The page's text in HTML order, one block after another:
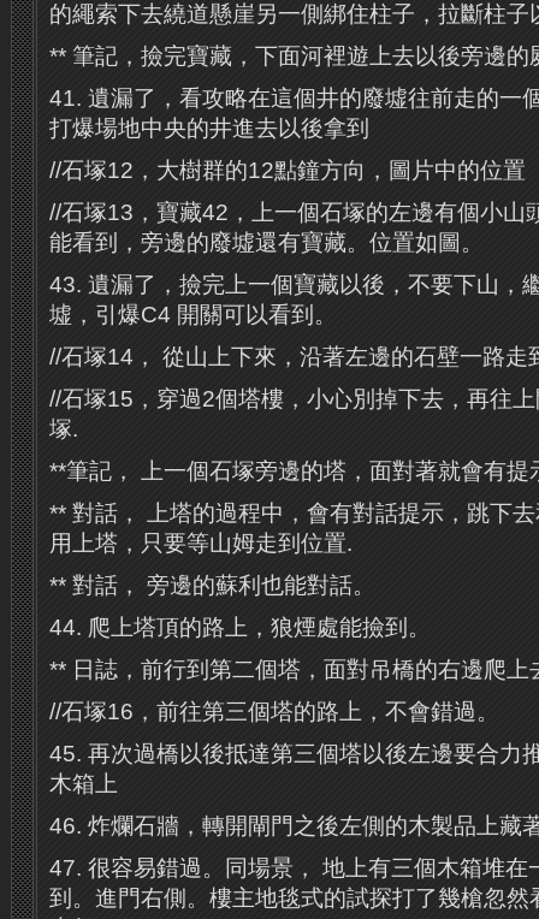
的繩索下去繞道懸崖另一側綁住柱子，拉斷柱子
** 筆記，撿完寶藏，下面河裡遊上去以後旁邊的
41. 遺漏了，看攻略在這個井的廢墟往前走的一
打爆場地中央的井進去以後拿到
//石塚12，大樹群的12點鐘方向，圖片中的位置
//石塚13，寶藏42，上一個石塚的左邊有個小山
能看到，旁邊的廢墟還有寶藏。位置如圖。
43. 遺漏了，撿完上一個寶藏以後，不要下山，
墟，引爆C4 開關可以看到。
//石塚14， 從山上下來，沿著左邊的石壁一路走
//石塚15，穿過2個塔樓，小心別掉下去，再往
塚.
**筆記， 上一個石塚旁邊的塔，面對著就會有提
** 對話， 上塔的過程中，會有對話提示，跳下
用上塔，只要等山姆走到位置.
** 對話， 旁邊的蘇利也能對話。
44. 爬上塔頂的路上，狼煙處能撿到。
** 日誌，前行到第二個塔，面對吊橋的右邊爬上
//石塚16，前往第三個塔的路上，不會錯過。
45. 再次過橋以後抵達第三個塔以後左邊要合力
木箱上
46. 炸爛石牆，轉開閘門之後左側的木製品上藏
47. 很容易錯過。同場景， 地上有三個木箱堆在
到。進門右側。樓主地毯式的試探打了幾槍忽然